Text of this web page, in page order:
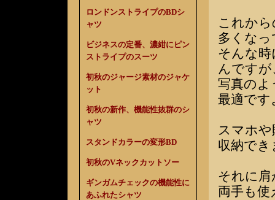
ロンドンストライプのBDシ
ャツ
ビジネスの定番、濃紺にピン
ストライプのスーツ
初秋のジャージ素材のジャケ
ット
初秋の新作、機能性抜群のシ
ャツ
スタンドカラーの変形BD
初秋のVネックカットソー
ギンガムチェックの機能性に
あふれたシャツ
これか
多くな
そんな
んです
写真の
最適です
スマホ
収納で
それに
両手も使